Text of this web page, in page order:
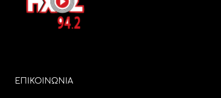
ΕΠΙΚΟΙΝΩΝΙΑ